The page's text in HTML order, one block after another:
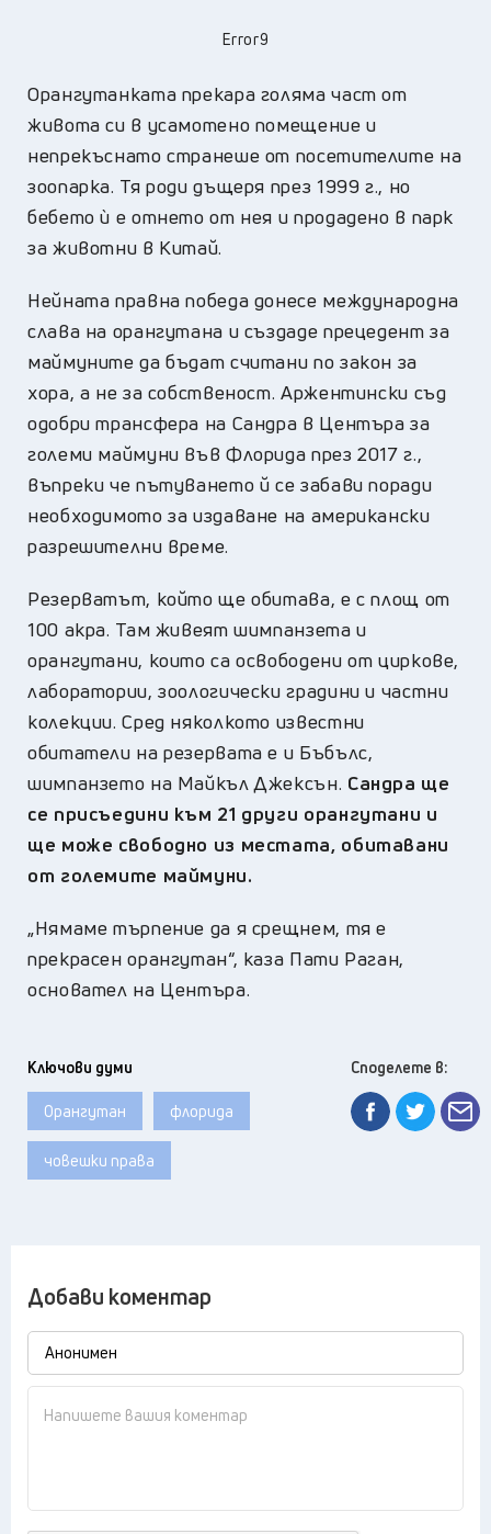
Error9
Орангутанката прекара голяма част от
живота си в усамотено помещение и
непрекъснато странеше от посетителите на
зоопарка. Тя роди дъщеря през 1999 г., но
бебето ѝ е отнето от нея и продадено в парк
за животни в Китай.
Нейната правна победа донесе международна
слава на орангутана и създаде прецедент за
маймуните да бъдат считани по закон за
хора, а не за собственост. Аржентински съд
одобри трансфера на Сандра в Центъра за
големи маймуни във Флорида през 2017 г.,
въпреки че пътуването й се забави поради
необходимото за издаване на американски
разрешителни време.
Резерватът, който ще обитава, е с площ от
100 акра. Там живеят шимпанзета и
орангутани, които са освободени от циркове,
лаборатории, зоологически градини и частни
колекции. Сред няколкото известни
обитатели на резервата е и Бъбълс,
шимпанзето на Майкъл Джексън. Сандра ще
се присъедини към 21 други орангутани и
ще може свободно из местата, обитавани
от големите маймуни.
„Нямаме търпение да я срещнем, тя е
прекрасен орангутан“, каза Пати Раган,
основател на Центъра.
Ключови думи
Орангутан флорида
човешки права
Споделете в:
Добави коментар